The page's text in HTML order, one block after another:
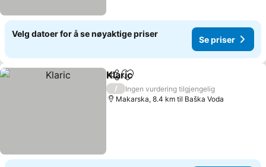
Velg datoer for å se nøyaktige priser
Se priser
Del Legg til i favoritter
Klaric
/
Ingen vurdering tilgjengelig
Makarska, 8.4 km til Baška Voda